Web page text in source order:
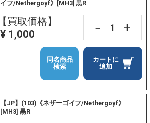
イフ/Nethergoyf》[MH3] 黒R
【買取価格】
¥ 1,000
－ +
カートに
追加
同名商品
検索
【JP】(103)《ネザーゴイフ/Nethergoyf》
[MH3] 黒R